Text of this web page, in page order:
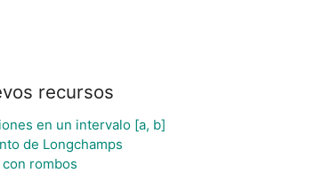
recursos
en un intervalo [a, b]
de Longchamps
rombos